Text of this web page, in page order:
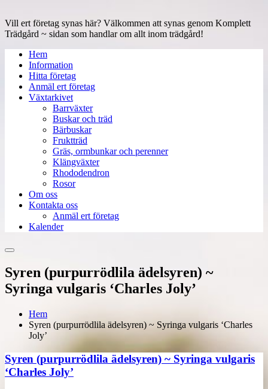
Vill ert företag synas här? Välkommen att synas genom Komplett
Trädgård ~ sidan som handlar om allt inom trädgård!
Hem
Information
Hitta företag
Anmäl ert företag
Växtarkivet
Barrväxter
Buskar och träd
Bärbuskar
Fruktträd
Gräs, ormbunkar och perenner
Klängväxter
Rhododendron
Rosor
Om oss
Kontakta oss
Anmäl ert företag
Kalender
Syren (purpurrödlila ädelsyren) ~
Syringa vulgaris ‘Charles Joly’
Hem
Syren (purpurrödlila ädelsyren) ~ Syringa vulgaris ‘Charles
Joly’
Syren (purpurrödlila ädelsyren) ~ Syringa vulgaris
‘Charles Joly’